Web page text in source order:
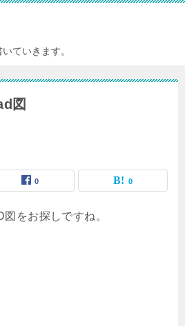
ていきます。
図
0 0
をお探しですね。